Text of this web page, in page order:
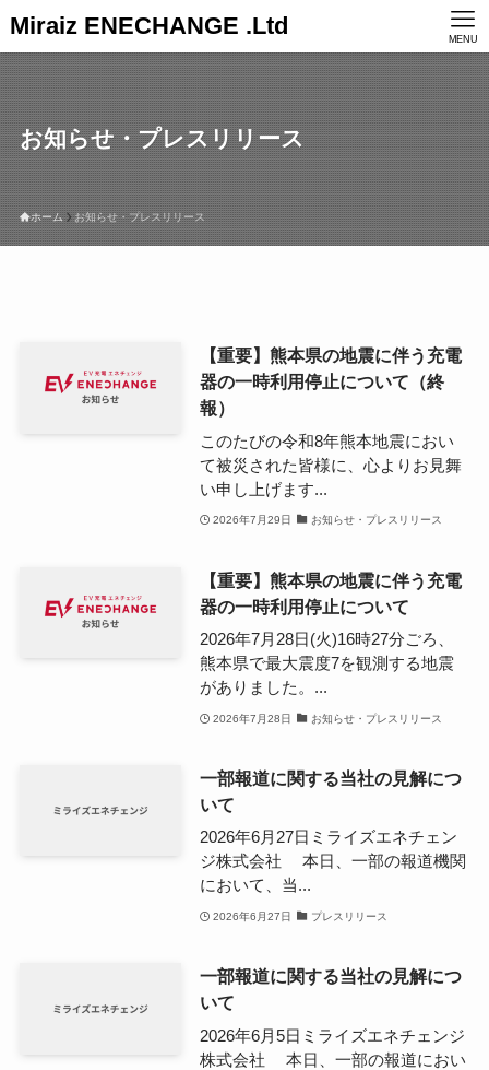
Miraiz ENECHANGE .Ltd MENU
お知らせ・プレスリリース
ホーム お知らせ・プレスリリース
【重要】熊本県の地震に伴う充電
器の一時利用停止について（終
報）
このたびの令和8年熊本地震におい
て被災された皆様に、心よりお見舞
い申し上げます...
2026年7月29日 お知らせ・プレスリリース
【重要】熊本県の地震に伴う充電
器の一時利用停止について
2026年7月28日(火)16時27分ごろ、
熊本県で最大震度7を観測する地震
がありました。...
2026年7月28日 お知らせ・プレスリリース
一部報道に関する当社の見解につ
いて
2026年6月27日ミライズエネチェン
ジ株式会社 本日、一部の報道機関
において、当...
2026年6月27日 プレスリリース
一部報道に関する当社の見解につ
いて
2026年6月5日ミライズエネチェンジ
株式会社 本日、一部の報道におい